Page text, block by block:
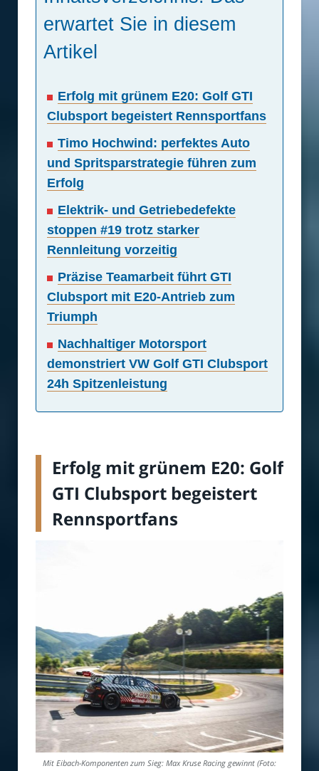
erwartet Sie in diesem
Artikel
Erfolg mit grünem E20: Golf GTI
Clubsport begeistert Rennsportfans
Timo Hochwind: perfektes Auto
und Spritsparstrategie führen zum
Erfolg
Elektrik- und Getriebedefekte
stoppen #19 trotz starker
Rennleitung vorzeitig
Präzise Teamarbeit führt GTI
Clubsport mit E20-Antrieb zum
Triumph
Nachhaltiger Motorsport
demonstriert VW Golf GTI Clubsport
24h Spitzenleistung
Erfolg mit grünem E20: Golf
GTI Clubsport begeistert
Rennsportfans
Mit Eibach-Komponenten zum Sieg: Max Kruse Racing gewinnt (Foto: